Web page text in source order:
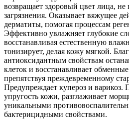
возвращает здоровый цвет лица,
загрязнения. Оказывает вяжущее
дерматиты, помогая процессам
Эффективно увлажняет глубокие
восстанавливая естественную
тонизирует, делая кожу мягкой.
антиоксидантным свойствам
клеток и восстанавливает
препятствуя преждевременному
Предупреждает купероз и варикоз.
упругость кожи, разглаживает
уникальными
бактерицидными свойствами.